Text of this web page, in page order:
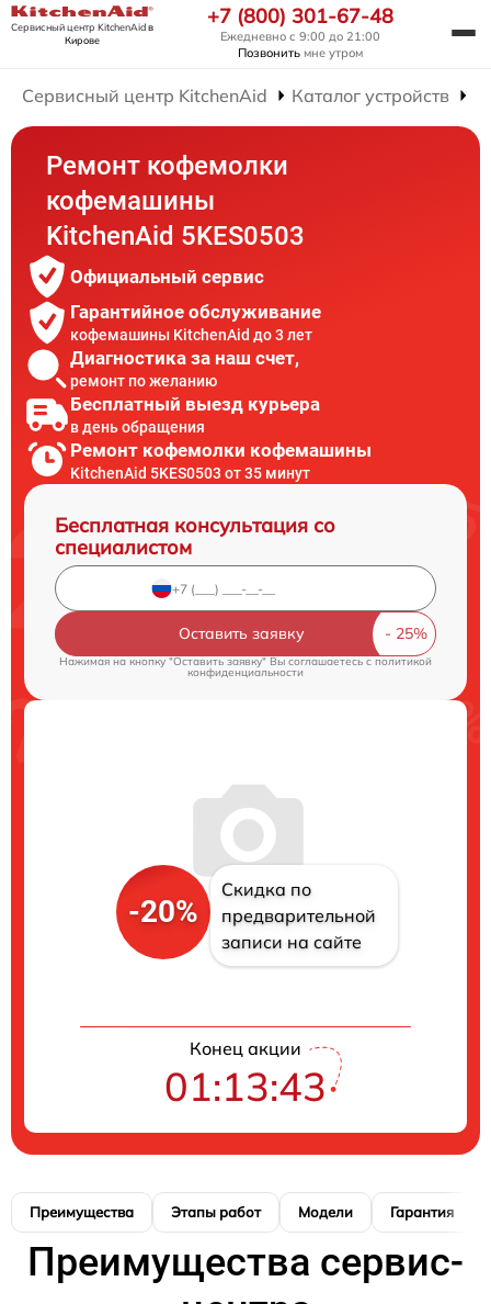
Сервисный центр KitchenAidв
Кирове
+7 (800) 301-67-48
Ежедневно с 9:00 до 21:00
Позвонить мне утром
Сервисный центр KitchenAid Каталог устройств
Ремонт кофемолки
кофемашины
KitchenAid 5KES0503
Официальный сервис
Гарантийное обслуживание
кофемашины KitchenAid до 3 лет
Диагностика за наш счет,
ремонт по желанию
Бесплатный выезд курьера
в день обращения
Ремонт кофемолки кофемашины
KitchenAid 5KES0503 от 35 минут
Бесплатная консультация со
специалистом
Оставить заявку
Нажимая на кнопку "Оставить заявку" Вы соглашаетесь cполитикой
конфиденциальности
-20%
Скидка по
предварительной
записи на сайте
Конец акции
01:13:42
Преимущества Этапы работ Модели Гарантия
Преимущества сервис-